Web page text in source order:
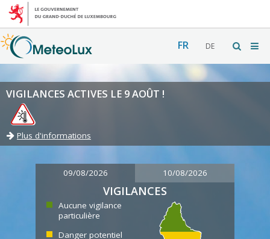
FR DE
VIGILANCES ACTIVES LE 9 AOÛT !
Plus d'informations
09/08/2026 10/08/2026
VIGILANCES
Aucune vigilance
particulière
Danger potentiel